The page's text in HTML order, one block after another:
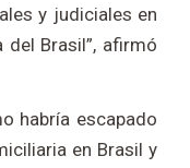
y judiciales en
del Brasil”, afirmó
habría escapado
en Brasil y